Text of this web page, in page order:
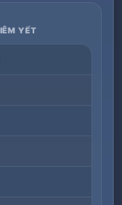
YẾT